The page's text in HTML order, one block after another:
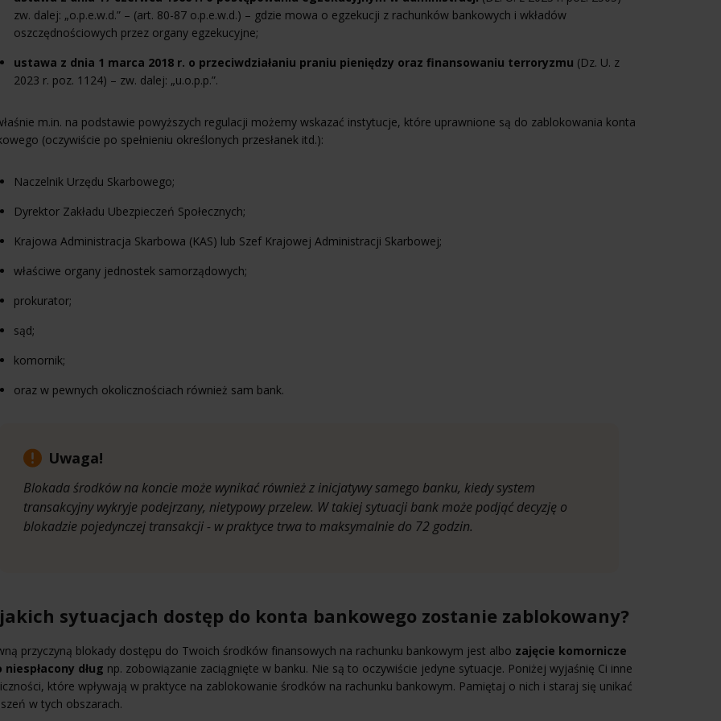
zw. dalej: „o.p.e.w.d.” – (art. 80-87 o.p.e.w.d.) – gdzie mowa o egzekucji z rachunków bankowych i wkładów
oszczędnościowych przez organy egzekucyjne;
ustawa z dnia 1 marca 2018 r. o przeciwdziałaniu praniu pieniędzy oraz finansowaniu terroryzmu (Dz. U. z
2023 r. poz. 1124) – zw. dalej: „u.o.p.p.”.
m.in. na podstawie powyższych regulacji możemy wskazać instytucje, które uprawnione są do zablokowania konta
(oczywiście po spełnieniu określonych przesłanek itd.):
Naczelnik Urzędu Skarbowego;
Dyrektor Zakładu Ubezpieczeń Społecznych;
Krajowa Administracja Skarbowa (KAS) lub Szef Krajowej Administracji Skarbowej;
właściwe organy jednostek samorządowych;
prokurator;
sąd;
komornik;
oraz w pewnych okolicznościach również sam bank.
Uwaga!
Blokada środków na koncie może wynikać również z inicjatywy samego banku, kiedy system
transakcyjny wykryje podejrzany, nietypowy przelew. W takiej sytuacji bank może podjąć decyzję o
blokadzie pojedynczej transakcji - w praktyce trwa to maksymalnie do 72 godzin.
sytuacjach dostęp do konta bankowego zostanie zablokowany?
przyczyną blokady dostępu do Twoich środków finansowych na rachunku bankowym jest albo zajęcie komornicze
niespłacony dług np. zobowiązanie zaciągnięte w banku. Nie są to oczywiście jedyne sytuacje. Poniżej wyjaśnię Ci inne
które wpływają w praktyce na zablokowanie środków na rachunku bankowym. Pamiętaj o nich i staraj się unikać
w tych obszarach.